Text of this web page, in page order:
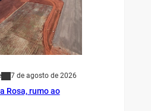
7 de agosto de 2026
Rosa, rumo ao